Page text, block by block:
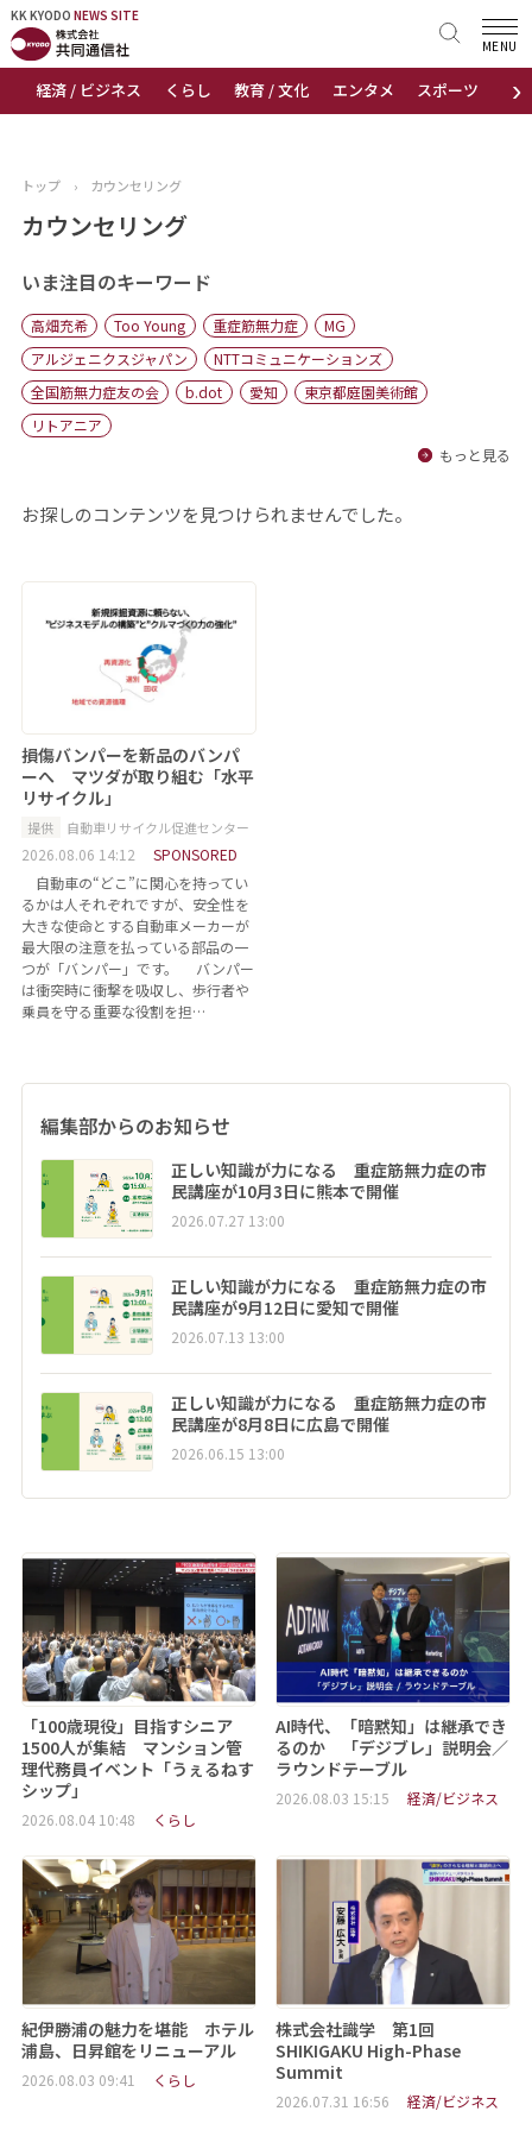
KK KYODO NEWS SITE
›
経済 / ビジネス くらし 教育 / 文化 エンタメ スポーツ 地域
MENU
KK KYODONEWS SITE
トップページ
ニュース
おすすめコンテンツ
出版物
会社概要
トップ › カウンセリング
カウンセリング
いま注目のキーワード
高畑充希 Too Young 重症筋無力症
MG
アルジェニクスジャパン
NTTコミュニケーションズ
全国筋無力症友の会
b.dot 愛知
東京都庭園美術館
リトアニア
もっと見る
お探しのコンテンツを見つけられませんでした。
損傷バンパーを新品のバンパ
ーへ マツダが取り組む「水平
リサイクル」
提供 自動車リサイクル促進センター
2026.08.06 14:12
SPONSORED
自動車の“どこ”に関心を持ってい
るかは人それぞれですが、安全性を
大きな使命とする自動車メーカーが
最大限の注意を払っている部品の一
つが「バンパー」です。 バンパー
は衝突時に衝撃を吸収し、歩行者や
乗員を守る重要な役割を担…
編集部からのお知らせ
正しい知識が力になる 重症筋無力症の市
民講座が10月3日に熊本で開催
2026.07.27 13:00
正しい知識が力になる 重症筋無力症の市
民講座が9月12日に愛知で開催
2026.07.13 13:00
正しい知識が力になる 重症筋無力症の市
民講座が8月8日に広島で開催
2026.06.15 13:00
「100歳現役」目指すシニア
1500人が集結 マンション管
理代務員イベント「うぇるねす
シップ」
2026.08.04 10:48 くらし
AI時代、「暗黙知」は継承でき
るのか 「デジブレ」説明会／
ラウンドテーブル
2026.08.03 15:15 経済/ビジネス
紀伊勝浦の魅力を堪能 ホテル
浦島、日昇館をリニューアル
2026.08.03 09:41 くらし
株式会社識学 第1回
SHIKIGAKU High-Phase
Summit
2026.07.31 16:56 経済/ビジネス